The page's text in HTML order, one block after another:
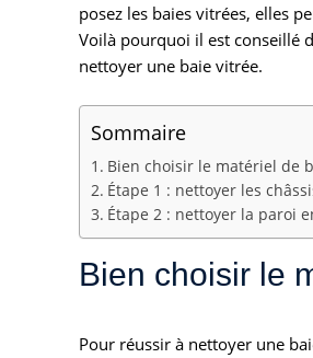
posez les baies vitrées, elles
Voilà pourquoi il est conseillé
nettoyer une baie vitrée.
Sommaire
Bien choisir le matériel de
Étape 1 : nettoyer les
Étape 2 : nettoyer la paroi
Bien choisir le
Pour réussir à nettoyer une